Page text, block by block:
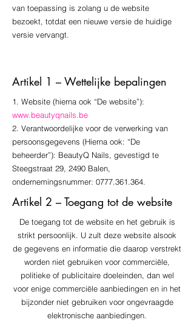
van toepassing is zolang u de website
bezoekt, totdat een nieuwe versie de huidige
versie vervangt.
Artikel 1 – Wettelijke bepalingen
1. Website (hierna ook “De website”):
www.beautyqnails.be
2. Verantwoordelijke voor de verwerking van
persoonsgegevens (Hierna ook: “De
beheerder”): BeautyQ Nails, gevestigd te
Steegstraat 29, 2490 Balen,
ondernemingsnummer: 0777.361.364.
Artikel 2 – Toegang tot de website
De toegang tot de website en het gebruik is
strikt persoonlijk. U zult deze website alsook
de gegevens en informatie die daarop verstrekt
worden niet gebruiken voor commerciële,
politieke of publicitaire doeleinden, dan wel
voor enige commerciële aanbiedingen en in het
bijzonder niet gebruiken voor ongevraagde
elektronische aanbiedingen.